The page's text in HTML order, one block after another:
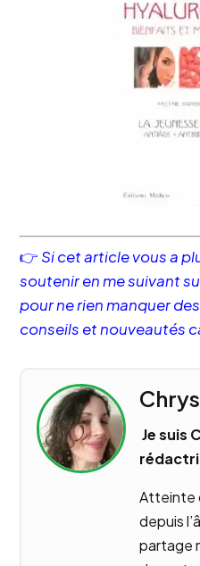
👉 Si cet article vous a
soutenir en me suivant
pour ne rien manquer
conseils et nouveautés
Je suis
Atteinte
depuis
partage